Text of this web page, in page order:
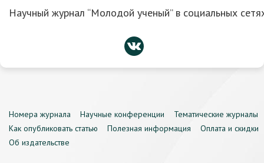
Научный журнал “Молодой ученый” в социальных
Номера журнала Научные конференции
Тематические журналы
Как опубликовать статью
Полезная информация
Оплата и скидки
Об издательстве